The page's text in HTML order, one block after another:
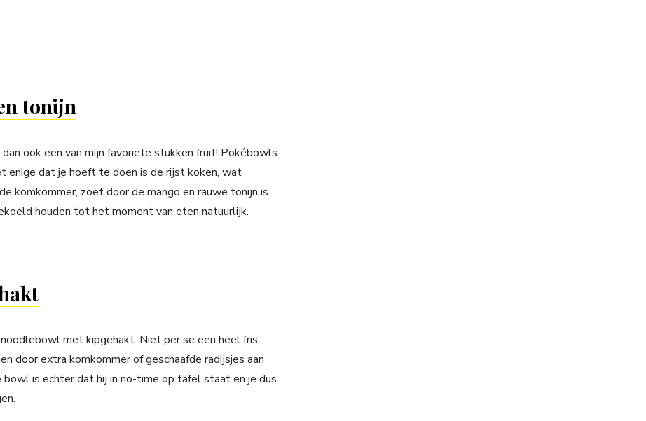
tonijn
ook een van mijn favoriete stukken fruit! Pokébowls
enige dat je hoeft te doen is de rijst koken, wat
komkommer, zoet door de mango en rauwe tonijn is
houden tot het moment van eten natuurlijk.
met kipgehakt. Niet per se een heel fris
door extra komkommer of geschaafde radijsjes aan
is echter dat hij in no-time op tafel staat en je dus